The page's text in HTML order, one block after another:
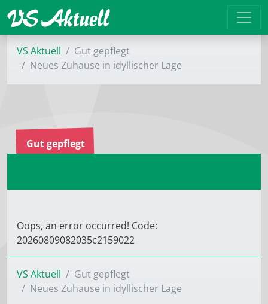
VS Aktuell
Gut gepflegt
Neues Zuhause in idyllischer Lage
Gut gepflegt
Oops, an error occurred! Code:
20260809082035c2159022
VS Aktuell
Gut gepflegt
Neues Zuhause in idyllischer Lage